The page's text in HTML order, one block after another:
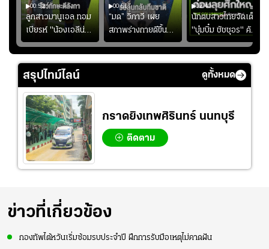
00:52
ลูกสาวมานูเอล ทอม
เบียรห์ "น้องเอลีน่า"
วัย 8 ขวบ โชว์ตี
ลังกาสุดพริ้ว
00:51
“มด” วิภาวี เผย
สภาพร่างกายดีขึ้น
อย่างต่อเนื่อง พร้อม
พยายามลงสนามให้
02:40
นักตบสาวไทยจัดเต็ม
"บุ๋มบิ๋ม ชัชชุอร" คัม
แบ็ก ศึก" SEA V
CUP 2026" เลก
สอง!!
สรุปไทม์ไลน์ ดูทั้งหมด
กราดยิงเทพศิรินทร์ นนทบุรี
ติดตาม
ข่าวที่เกี่ยวข้อง
กองทัพไต้หวันเริ่มซ้อมรบประจำปี ฝึกการรับมือเหตุไม่คาดฝัน